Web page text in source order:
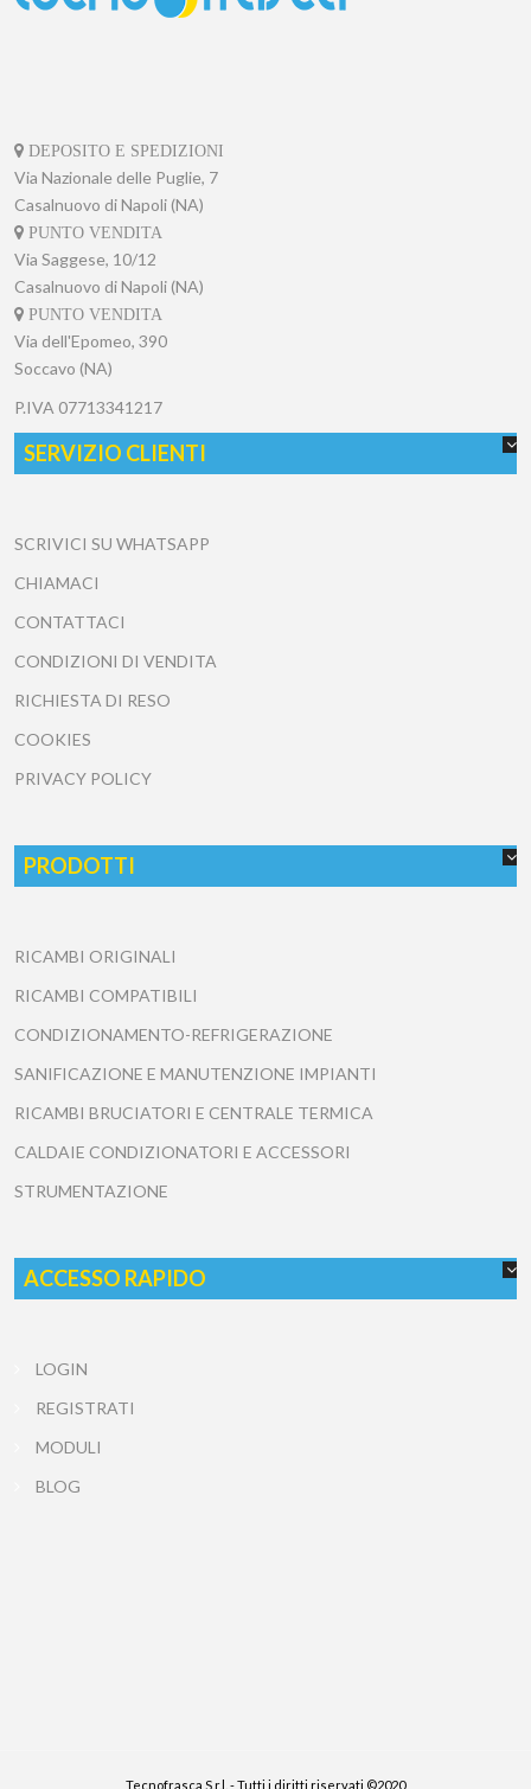
DEPOSITO E SPEDIZIONI
Via Nazionale delle Puglie, 7
Casalnuovo di Napoli (NA)
PUNTO VENDITA
Via Saggese, 10/12
Casalnuovo di Napoli (NA)
PUNTO VENDITA
Via dell'Epomeo, 390
Soccavo (NA)
P.IVA 07713341217
SERVIZIO CLIENTI
SCRIVICI SU WHATSAPP
CHIAMACI
CONTATTACI
CONDIZIONI DI VENDITA
RICHIESTA DI RESO
COOKIES
PRIVACY POLICY
PRODOTTI
RICAMBI ORIGINALI
RICAMBI COMPATIBILI
CONDIZIONAMENTO-REFRIGERAZIONE
SANIFICAZIONE E MANUTENZIONE IMPIANTI
RICAMBI BRUCIATORI E CENTRALE TERMICA
CALDAIE CONDIZIONATORI E ACCESSORI
STRUMENTAZIONE
ACCESSO RAPIDO
LOGIN
REGISTRATI
MODULI
BLOG
Tecnofrasca S.r.l. - Tutti i diritti riservati ©2020